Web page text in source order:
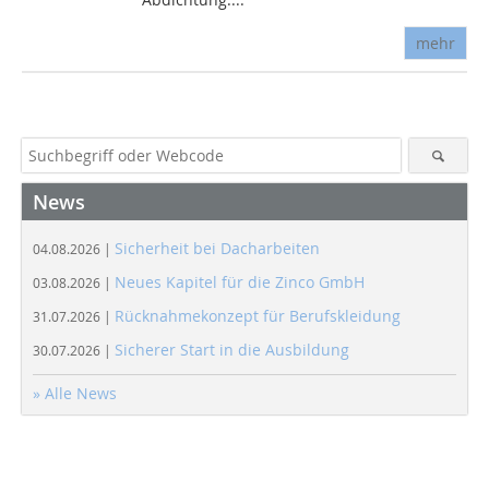
mehr
News
04.08.2026 | Sicherheit bei Dacharbeiten
03.08.2026 | Neues Kapitel für die Zinco GmbH
31.07.2026 | Rücknahmekonzept für Berufskleidung
30.07.2026 | Sicherer Start in die Ausbildung
» Alle News